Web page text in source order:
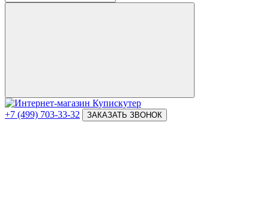
+7 (499) 703-33-32 ЗАКАЗАТЬ ЗВОНОК